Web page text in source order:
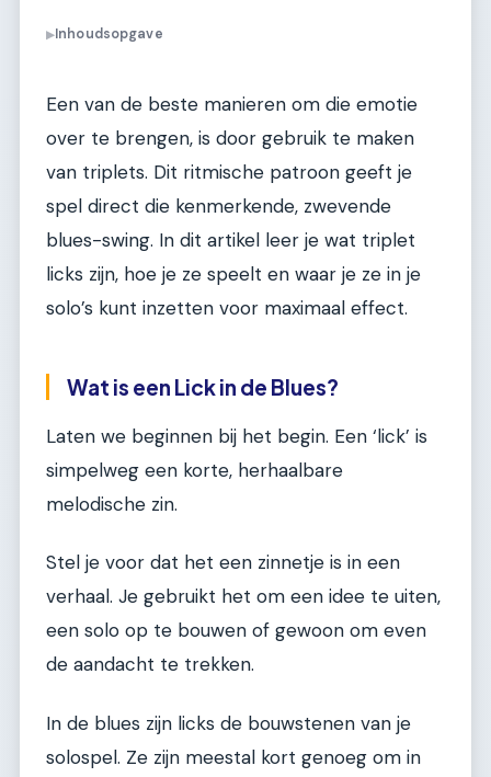
▶Inhoudsopgave
Een van de beste manieren om die emotie
over te brengen, is door gebruik te maken
van triplets. Dit ritmische patroon geeft je
spel direct die kenmerkende, zwevende
blues-swing. In dit artikel leer je wat triplet
licks zijn, hoe je ze speelt en waar je ze in je
solo’s kunt inzetten voor maximaal effect.
Wat is een Lick in de Blues?
Laten we beginnen bij het begin. Een ‘lick’ is
simpelweg een korte, herhaalbare
melodische zin.
Stel je voor dat het een zinnetje is in een
verhaal. Je gebruikt het om een idee te uiten,
een solo op te bouwen of gewoon om even
de aandacht te trekken.
In de blues zijn licks de bouwstenen van je
solospel. Ze zijn meestal kort genoeg om in